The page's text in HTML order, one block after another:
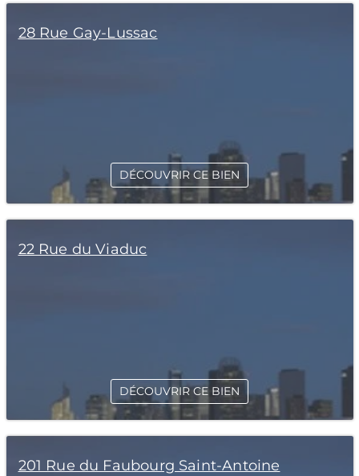
28 Rue Gay-Lussac
DÉCOUVRIR CE BIEN
22 Rue du Viaduc
DÉCOUVRIR CE BIEN
201 Rue du Faubourg Saint-Antoine